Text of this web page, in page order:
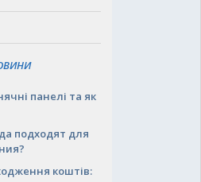
панелі та як
подходят для
коштів: